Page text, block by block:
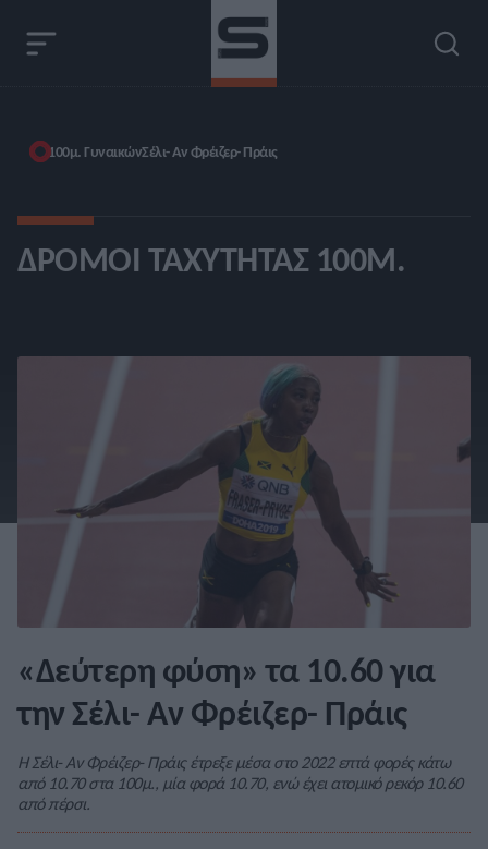
100μ. ΓυναικώνΣέλι- Αν Φρέιζερ- Πράις
ΔΡΌΜΟΙ ΤΑΧΎΤΗΤΑΣ 100Μ.
«Δεύτερη φύση» τα 10.60 για
την Σέλι- Αν Φρέιζερ- Πράις
Η Σέλι- Αν Φρέιζερ- Πράις έτρεξε μέσα στο 2022 επτά φορές κάτω
από 10.70 στα 100μ., μία φορά 10.70, ενώ έχει ατομικό ρεκόρ 10.60
από πέρσι.